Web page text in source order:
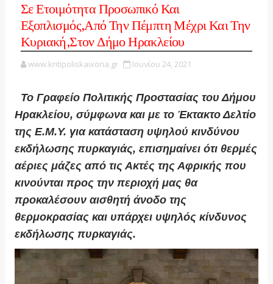
Σε Ετοιμότητα Προσωπικό Και
Εξοπλισμός,Από Την Πέμπτη Μέχρι Και Την
Κυριακή,Στον Δήμο Ηρακλείου
www.kritipoliskaixoria.gr Ιουνίου 24, 2021
Το Γραφείο Πολιτικής Προστασίας του Δήμου
Ηρακλείου, σύμφωνα και με το Έκτακτο Δελτίο
της Ε.Μ.Υ. για κατάσταση υψηλού κινδύνου
εκδήλωσης πυρκαγιάς, επισημαίνει ότι θερμές
αέριες μάζες από τις Ακτές της Αφρικής που
κινούνται προς την περιοχή μας θα
προκαλέσουν αισθητή άνοδο της
θερμοκρασίας και υπάρχει υψηλός κίνδυνος
εκδήλωσης πυρκαγιάς.